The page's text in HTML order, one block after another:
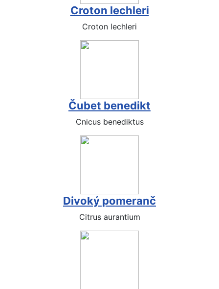
Croton lechleri
Croton lechleri
Čubet benedikt
Cnicus benediktus
Divoký pomeranč
Citrus aurantium